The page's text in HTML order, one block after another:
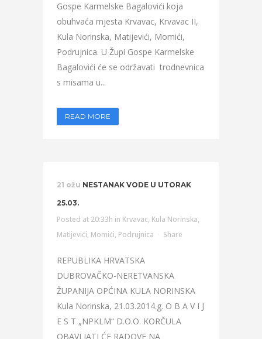
Gospe Karmelske Bagalovići koja
obuhvaća mjesta Krvavac, Krvavac II,
Kula Norinska, Matijevići, Momići,
Podrujnica. U Župi Gospe Karmelske
Bagalovići će se održavati trodnevnica
s misama u...
READ MORE
21 ožu NESTANAK VODE U UTORAK
25.03.
Posted at 20:33h in Krvavac, Kula Norinska,
Matijevići, Momići, Podrujnica Share
REPUBLIKA HRVATSKA
DUBROVAČKO-NERETVANSKA
ŽUPANIJA OPĆINA KULA NORINSKA
Kula Norinska, 21.03.2014.g. O B A V I J
E S T „NPKLM“ D.O.O. KORČULA
OBAVLJATI ĆE RADOVE NA